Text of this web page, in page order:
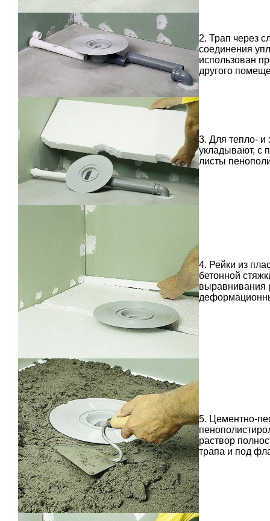
2. Трап через
соединения
использован
другого
3. Для тепло- и
укладывают, с
листы
4. Рейки из
бетонной
выравнивания
5. Цементно-
раствор
трапа и под